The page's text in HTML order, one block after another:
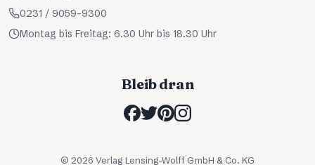
0231 / 9059-9300
Montag bis Freitag: 6.30 Uhr bis 18.30 Uhr
Bleib dran
© 2026 Verlag Lensing-Wolff GmbH & Co. KG